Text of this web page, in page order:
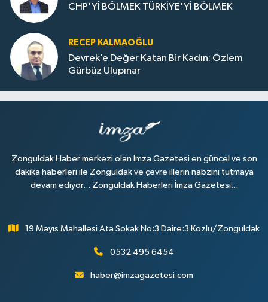
CHP'Yİ BÖLMEK TÜRKİYE'Yİ BÖLMEK
RECEP KALMAOĞLU
Devrek’e Değer Katan Bir Kadın: Özlem
Gürbüz Ulupınar
Zonguldak Haber merkezi olan İmza Gazetesi en güncel ve son
dakika haberleri ile Zonguldak ve çevre illerin nabzını tutmaya
devam ediyor... Zonguldak Haberleri İmza Gazetesi...
19 Mayıs Mahallesi Ata Sokak No:3 Daire:3 Kozlu/Zonguldak
0532 495 6454
haber@imzagazetesi.com